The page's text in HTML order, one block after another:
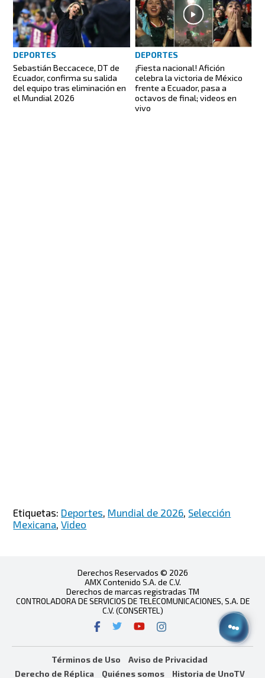
DEPORTES
Sebastián Beccacece, DT de
Ecuador, confirma su salida
del equipo tras eliminación en
el Mundial 2026
DEPORTES
¡Fiesta nacional! Afición
celebra la victoria de México
frente a Ecuador, pasa a
octavos de final; videos en
vivo
Etiquetas: Deportes, Mundial de 2026, Selección
Mexicana,Video
Derechos Reservados © 2026
AMX Contenido S.A. de C.V.
Derechos de marcas registradas TM
CONTROLADORA DE SERVICIOS DE TELECOMUNICACIONES, S.A. DE
C.V. (CONSERTEL)
Términos de Uso
Aviso de Privacidad
Derecho de Réplica
Quiénes somos Historia de UnoTV